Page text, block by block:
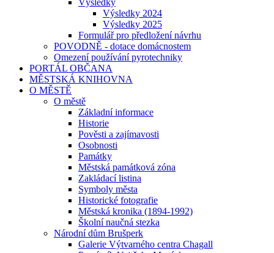
Výsledky
Výsledky 2024
Výsledky 2025
Formulář pro předložení návrhu
POVODNĚ - dotace domácnostem
Omezení používání pyrotechniky
PORTÁL OBČANA
MĚSTSKÁ KNIHOVNA
O MĚSTĚ
O městě
Základní informace
Historie
Pověsti a zajímavosti
Osobnosti
Památky
Městská památková zóna
Zakládací listina
Symboly města
Historické fotografie
Městská kronika (1894-1992)
Školní naučná stezka
Národní dům Brušperk
Galerie Výtvarného centra Chagall